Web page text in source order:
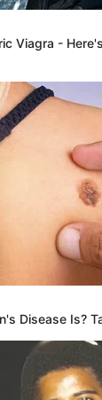
Viagra -
Disease Is?